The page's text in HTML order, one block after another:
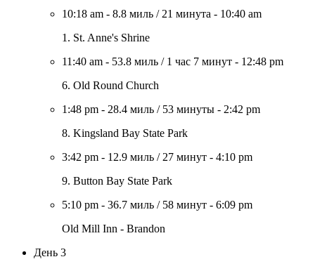
10:18 am - 8.8 миль / 21 минута - 10:40 am
1. St. Anne's Shrine
11:40 am - 53.8 миль / 1 час 7 минут - 12:48 pm
6. Old Round Church
1:48 pm - 28.4 миль / 53 минуты - 2:42 pm
8. Kingsland Bay State Park
3:42 pm - 12.9 миль / 27 минут - 4:10 pm
9. Button Bay State Park
5:10 pm - 36.7 миль / 58 минут - 6:09 pm
Old Mill Inn - Brandon
День 3